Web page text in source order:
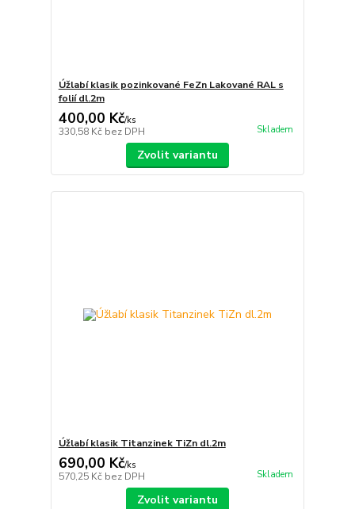
Úžlabí klasik pozinkované FeZn Lakované RAL s
folií dl.2m
400,00 Kč/ks
330,58 Kč bez DPH Skladem
Zvolit variantu
Úžlabí klasik Titanzinek TiZn dl.2m
690,00 Kč/ks
570,25 Kč bez DPH Skladem
Zvolit variantu